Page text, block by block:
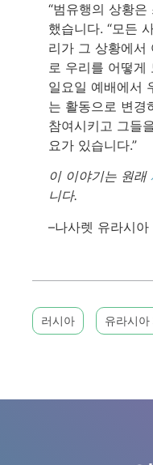
“범유행의 상황
했습니다. “모든
리가 그 상황에서
로 우리를 어떻게
일요일 예배에서
는 활동으로 변경
참여시키고 그들
요가 있습니다.”
이 이야기는 원래
니다.
–나사렛 유라시아
러시아 유라시아